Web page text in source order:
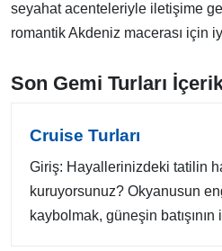
seyahat acenteleriyle iletişime
romantik Akdeniz macerası için
Son Gemi Turları
Cruise Turları
Giriş: Hayallerinizdeki tatilin
kuruyorsunuz? Okyanusun
kaybolmak, güneşin batışının